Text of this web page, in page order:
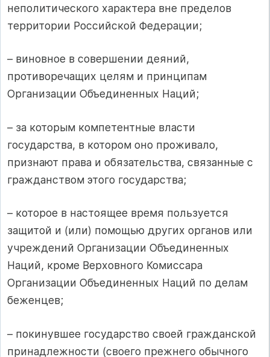
неполитического характера вне пределов
территории Российской Федерации;
– виновное в совершении деяний,
противоречащих целям и принципам
Организации Объединенных Наций;
– за которым компетентные власти
государства, в котором оно проживало,
признают права и обязательства, связанные с
гражданством этого государства;
– которое в настоящее время пользуется
защитой и (или) помощью других органов или
учреждений Организации Объединенных
Наций, кроме Верховного Комиссара
Организации Объединенных Наций по делам
беженцев;
– покинувшее государство своей гражданской
принадлежности (своего прежнего обычного